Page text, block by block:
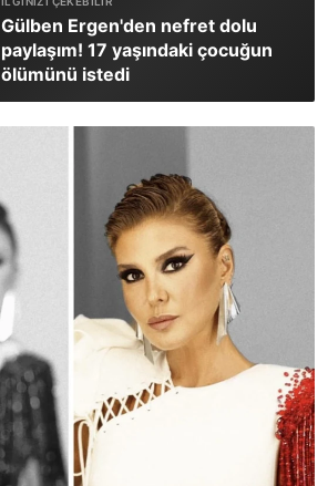
Gülben Ergen'den nefret dolu
paylaşım! 17 yaşındaki çocuğun
ölümünü istedi